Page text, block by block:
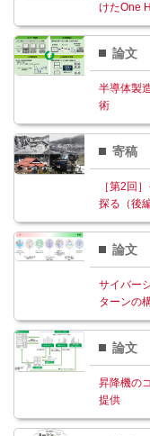
けたOne
論文
半導体製
術
寄稿
［第2回
探る（後編
論文
サイバー
ターンの
論文
昇降機の
提供